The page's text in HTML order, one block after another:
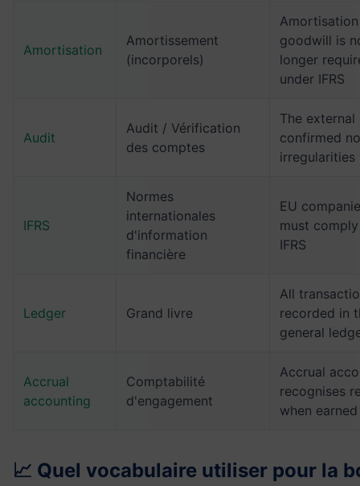
Amortisation
Amortissement
(incorporels)
goodwill is
longer
under IFRS
Audit
Audit / Vérification
des comptes
The external
confirmed no
irregularities
IFRS
Normes
internationales
d'information
financière
EU
must
IFRS
Ledger Grand livre
All
recorded in
general
Accrual
accounting
Comptabilité
d'engagement
Accrual
recognises
when earned
📈 Quel vocabulaire utiliser pour la